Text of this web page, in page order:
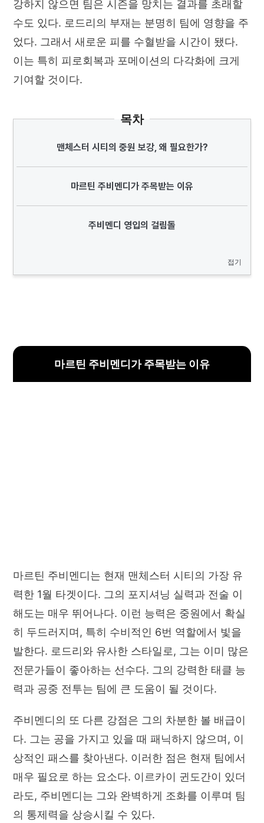
강하지 않으면 팀은 시즌을 망치는 결과를 초래할
수도 있다. 로드리의 부재는 분명히 팀에 영향을 주
었다. 그래서 새로운 피를 수혈받을 시간이 됐다.
이는 특히 피로회복과 포메이션의 다각화에 크게
기여할 것이다.
목차
맨체스터 시티의 중원 보강, 왜 필요한가?
마르틴 주비멘디가 주목받는 이유
주비멘디 영입의 걸림돌
접기
마르틴 주비멘디가 주목받는 이유
마르틴 주비멘디는 현재 맨체스터 시티의 가장 유
력한 1월 타겟이다. 그의 포지셔닝 실력과 전술 이
해도는 매우 뛰어나다. 이런 능력은 중원에서 확실
히 두드러지며, 특히 수비적인 6번 역할에서 빛을
발한다. 로드리와 유사한 스타일로, 그는 이미 많은
전문가들이 좋아하는 선수다. 그의 강력한 태클 능
력과 공중 전투는 팀에 큰 도움이 될 것이다.
주비멘디의 또 다른 강점은 그의 차분한 볼 배급이
다. 그는 공을 가지고 있을 때 패닉하지 않으며, 이
상적인 패스를 찾아낸다. 이러한 점은 현재 팀에서
매우 필요로 하는 요소다. 이르카이 귄도간이 있더
라도, 주비멘디는 그와 완벽하게 조화를 이루며 팀
의 통제력을 상승시킬 수 있다.